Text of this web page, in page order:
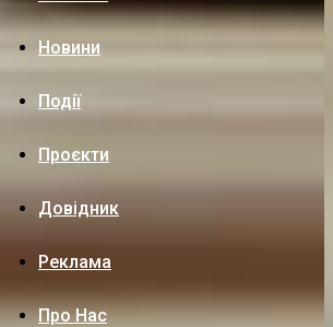
Новини
Події
Проєкти
Довідник
Реклама
Про Нас